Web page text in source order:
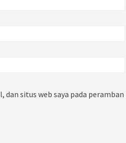
dan situs web saya pada